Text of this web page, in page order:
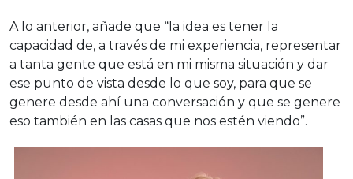
A lo anterior, añade que “la idea es tener la
capacidad de, a través de mi experiencia, representar
a tanta gente que está en mi misma situación y dar
ese punto de vista desde lo que soy, para que se
genere desde ahí una conversación y que se genere
eso también en las casas que nos estén viendo”.